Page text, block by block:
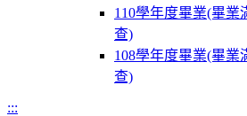
110學年度畢業(畢業
查)
108學年度畢業(畢業
查)
:::